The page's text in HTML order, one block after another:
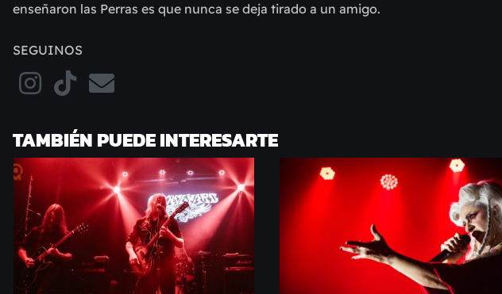
enseñaron las Perras es que nunca se deja tirado a un amigo.
SEGUINOS
TAMBIÉN PUEDE INTERESARTE